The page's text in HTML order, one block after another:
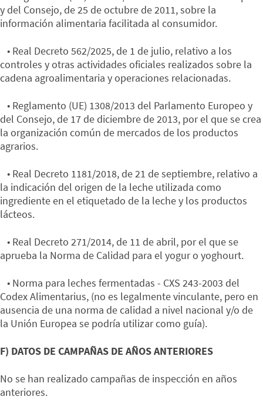
y del Consejo, de 25 de octubre de 2011, sobre la
información alimentaria facilitada al consumidor.
• Real Decreto 562/2025, de 1 de julio, relativo a los
controles y otras actividades oficiales realizados sobre la
cadena agroalimentaria y operaciones relacionadas.
• Reglamento (UE) 1308/2013 del Parlamento Europeo y
del Consejo, de 17 de diciembre de 2013, por el que se crea
la organización común de mercados de los productos
agrarios.
• Real Decreto 1181/2018, de 21 de septiembre, relativo a
la indicación del origen de la leche utilizada como
ingrediente en el etiquetado de la leche y los productos
lácteos.
• Real Decreto 271/2014, de 11 de abril, por el que se
aprueba la Norma de Calidad para el yogur o yoghourt.
• Norma para leches fermentadas - CXS 243-2003 del
Codex Alimentarius, (no es legalmente vinculante, pero en
ausencia de una norma de calidad a nivel nacional y/o de
la Unión Europea se podría utilizar como guía).
F) DATOS DE CAMPAÑAS DE AÑOS ANTERIORES
No se han realizado campañas de inspección en años
anteriores.